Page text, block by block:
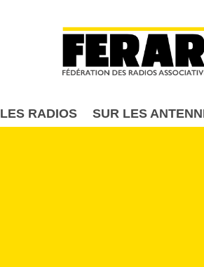
LES RADIOS SUR LES